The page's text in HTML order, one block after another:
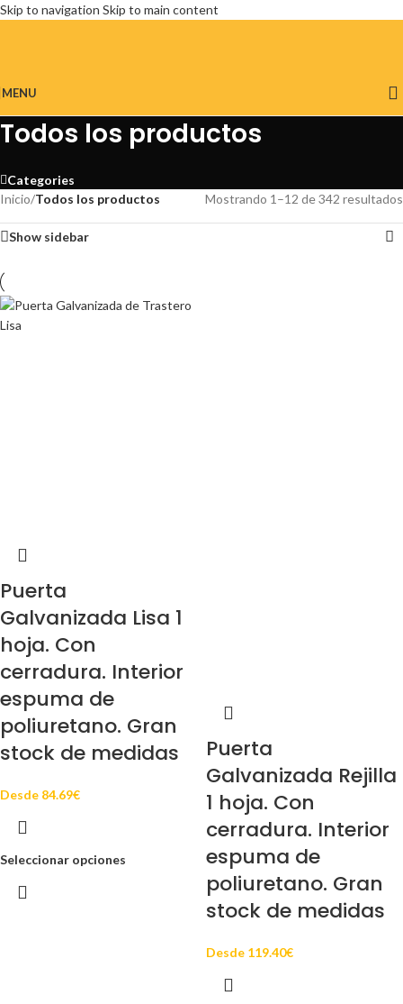
Skip to navigation Skip to main content
MENU
Todos los productos
Categories
Inicio/Todos los productos Mostrando 1–12 de 342 resultados
Show sidebar
Puerta
Galvanizada Lisa 1
hoja. Con
cerradura. Interior
espuma de
poliuretano. Gran
stock de medidas
Desde 84.69€
Seleccionar opciones
Puerta
Galvanizada Rejilla
1 hoja. Con
cerradura. Interior
espuma de
poliuretano. Gran
stock de medidas
Desde 119.40€